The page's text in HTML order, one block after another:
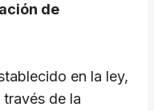
de
en la ley,
de la